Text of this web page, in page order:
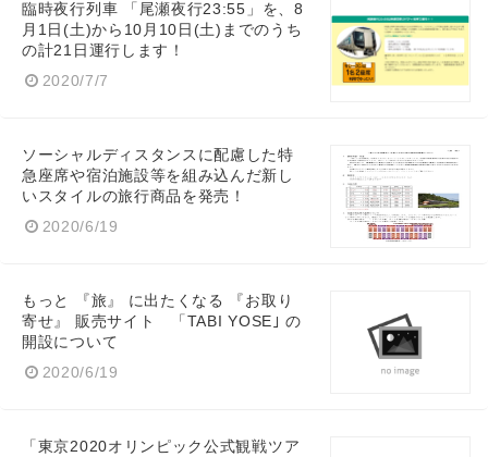
臨時夜行列車 「尾瀬夜行23:55」を、8
月1日(土)から10月10日(土)までのうち
の計21日運行します！
2020/7/7
ソーシャルディスタンスに配慮した特
急座席や宿泊施設等を組み込んだ新し
いスタイルの旅行商品を発売！
2020/6/19
もっと 『旅』 に出たくなる 『お取り
寄せ』 販売サイト 「TABI YOSE｣ の
開設について
2020/6/19
「東京2020オリンピック公式観戦ツア